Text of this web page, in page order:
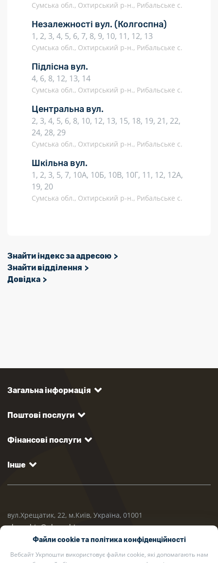
Сумська обл., Охтирський р-н., Рибальське с.
Незалежності вул. (Колгоспна)
1, 2, 3, 4, 5, 6, 7, 8, 9, 10, 11, 12, 13
Сумська обл., Охтирський р-н., Рибальське с.
Підлісна вул.
4, 6, 8, 12, 13, 14
Сумська обл., Охтирський р-н., Рибальське с.
Центральна вул.
2, 3, 4, 5, 6, 8, 10, 12, 13, 15, 18, 19, 21, 22,
24, 28, 29
Сумська обл., Охтирський р-н., Рибальське с.
Шкільна вул.
1, 2, 3, 5, 7, 10А, 10Б, 10В, 10Г, 11, 12, 12А,
19, 20
Сумська обл., Охтирський р-н., Рибальське с.
Знайти індекс за адресою
Знайти відділення
Довідка
Загальна інформація
Поштові послуги
Фінансові послуги
Інше
вул.Хрещатик, 22, м.Київ, Україна, 01001
ukrposhta@ukrposhta.ua
Файли cookie та політика конфіденційності
Вебсайт Укрпошти використовує файли cookie, які допомагають нам